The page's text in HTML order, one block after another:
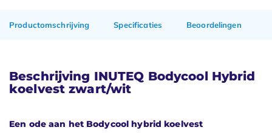
Productomschrijving Specificaties Beoordelingen
Beschrijving INUTEQ Bodycool Hybrid
koelvest zwart/wit
Een ode aan het Bodycool hybrid koelvest